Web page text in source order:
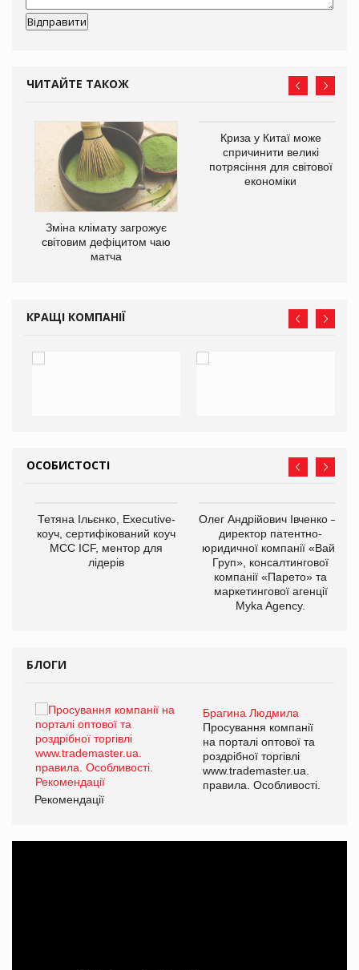
ЧИТАЙТЕ ТАКОЖ
Зміна клімату загрожує
світовим дефіцитом чаю
матча
Криза у Китаї може
спричинити великі
потрясіння для світової
економіки
КРАЩІ КОМПАНІЇ
ОСОБИСТОСТІ
Тетяна Ільєнко, Executive-
коуч, сертифікований коуч
МСС ICF, ментор для
лідерів
Олег Андрійович Івченко —
директор патентно-
юридичної компанії «Вайз
Груп», консалтингової
компанії «Парето» та
маркетингової агенції
Myka Agency.
БЛОГИ
Брагина Людмила
Просування компанії
на порталі оптової та
роздрібної торгівлі
www.trademaster.ua.
правила. Особливості.
Рекомендації